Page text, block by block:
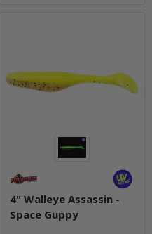
4" Walleye Assassin -
Space Guppy